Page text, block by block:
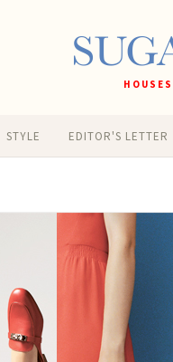
STYLE EDITOR'S LETTER